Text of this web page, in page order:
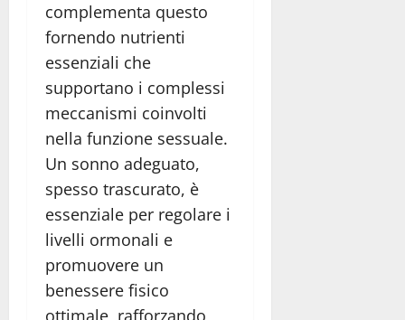
complementa questo
fornendo nutrienti
essenziali che
supportano i complessi
meccanismi coinvolti
nella funzione sessuale.
Un sonno adeguato,
spesso trascurato, è
essenziale per regolare i
livelli ormonali e
promuovere un
benessere fisico
ottimale, rafforzando